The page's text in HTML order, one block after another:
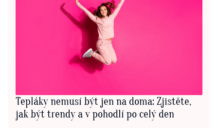
Tepláky nemusí být jen na doma: Zjistěte,
jak být trendy a v pohodlí po celý den